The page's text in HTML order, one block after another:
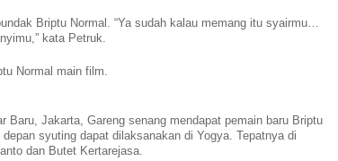
Briptu Normal. “Ya sudah kalau memang itu syairmu…
kata Petruk.
Normal main film.
Baru, Jakarta, Gareng senang mendapat pemain baru Briptu
syuting dapat dilaksanakan di Yogya. Tepatnya di
dan Butet Kertarejasa.